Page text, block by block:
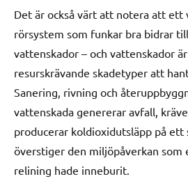
Det är också värt att notera att ett
rörsystem som funkar bra bidrar
vattenskador – och vattenskador
resurskrävande skadetyper att
Sanering, rivning och
vattenskada genererar avfall,
producerar koldioxidutsläpp på ett
överstiger den miljöpåverkan som
relining hade inneburit.